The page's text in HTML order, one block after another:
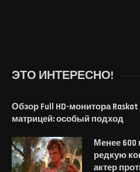
ЭТО ИНТЕРЕСНО!
Обзор Full HD-монитора Raskat
матрицей: особый подход
Менее
редкую
актер